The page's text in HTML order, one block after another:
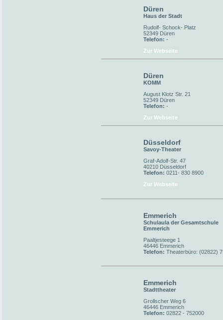
Düren
Haus der Stadt
Rudolf- Schock- Platz
52349 Düren
Telefon: -
Zur Webseite
Düren
KOMM
August Klotz Str. 21
52349 Düren
Telefon: -
Zur Webseite
Düsseldorf
Savoy-Theater
Graf-Adolf-Str. 47
40210 Düsseldorf
Telefon: 0211- 830 8900
Zur Webseite
Emmerich
Schulaula der Gesamtschule
Emmerich
Paaltjesteege 1
46446 Emmerich
Telefon: Theaterbüro: (02822)
Emmerich
Stadttheater
Grollscher Weg 6
46446 Emmerich
Telefon: 02822 - 752000